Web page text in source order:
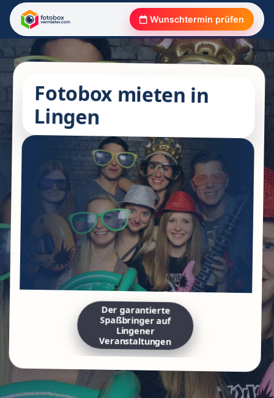
Wunschtermin prüfen
Fotobox mieten in
Lingen
Der garantierte
Spaßbringer auf
Lingener
Veranstaltungen